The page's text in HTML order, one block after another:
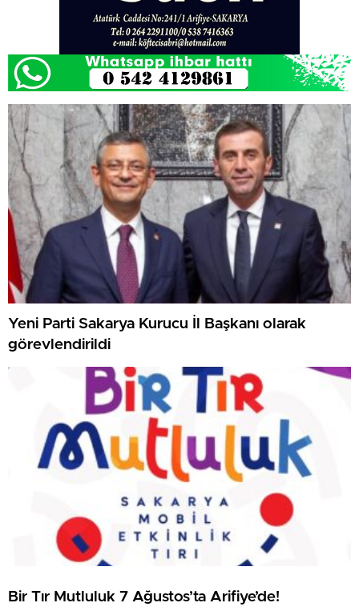
Yeni Parti Sakarya Kurucu İl Başkanı olarak
görevlendirildi
Bir Tır Mutluluk 7 Ağustos’ta Arifiye’de!